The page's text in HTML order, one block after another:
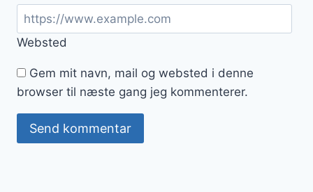
Websted
Gem mit navn, mail og websted i denne
browser til næste gang jeg kommenterer.